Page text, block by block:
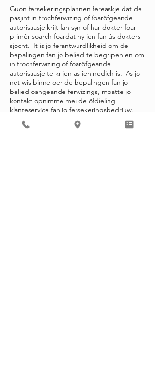
Guon fersekeringsplannen fereaskje dat de
pasjint in trochferwizing of foarôfgeande
autorisaasje krijt fan syn of har dokter foar
primêr soarch foardat hy ien fan ús dokters
sjocht. It is jo ferantwurdlikheid om de
bepalingen fan jo belied te begripen en om
in trochferwizing of foarôfgeande
autorisaasje te krijen as ien nedich is. As jo
net wis binne oer de bepalingen fan jo
belied oangeande ferwizings, moatte jo
kontakt opnimme mei de ôfdieling
klanteservice fan jo fersekeringsbedriuw.
Self-Pay Patients